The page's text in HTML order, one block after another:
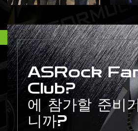
ASRock
Club?
에 참가할 준비
니까?